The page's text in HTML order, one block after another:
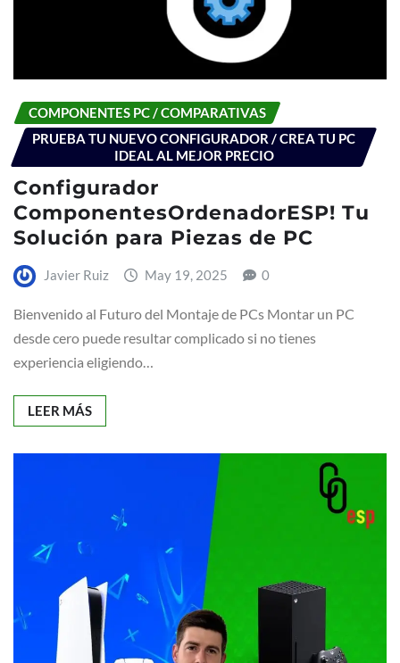
COMPONENTES PC / COMPARATIVAS
PRUEBA TU NUEVO CONFIGURADOR / CREA TU PC
IDEAL AL MEJOR PRECIO
Configurador
ComponentesOrdenadorESP! Tu
Solución para Piezas de PC
Javier Ruiz May 19, 2025 0
Bienvenido al Futuro del Montaje de PCs Montar un PC
desde cero puede resultar complicado si no tienes
experiencia eligiendo…
LEER MÁS